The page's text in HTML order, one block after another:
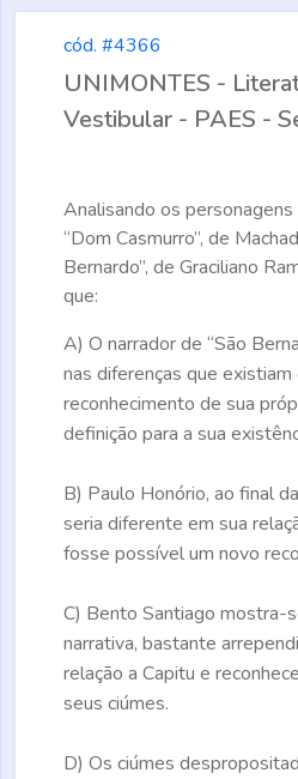
cód. #4366
UNIMONTES -
Vestibular - PAES -
Analisando os
“Dom Casmurro”, de
Bernardo”, de Graciliano
que:
A) O narrador de “São
nas diferenças que
reconhecimento de sua
definição para a sua
B) Paulo Honório, ao final
seria diferente em sua
fosse possível um novo
C) Bento Santiago mostra-
narrativa, bastante
relação a Capitu e
seus ciúmes.
D) Os ciúmes